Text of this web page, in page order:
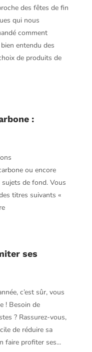
des fêtes de fin
qui nous
comment
entendu des
de produits de
:
ou encore
de fond. Vous
titres suivants «
ses
c’est sûr, vous
! Besoin de
? Rassurez-vous,
de réduire sa
faire profiter ses...